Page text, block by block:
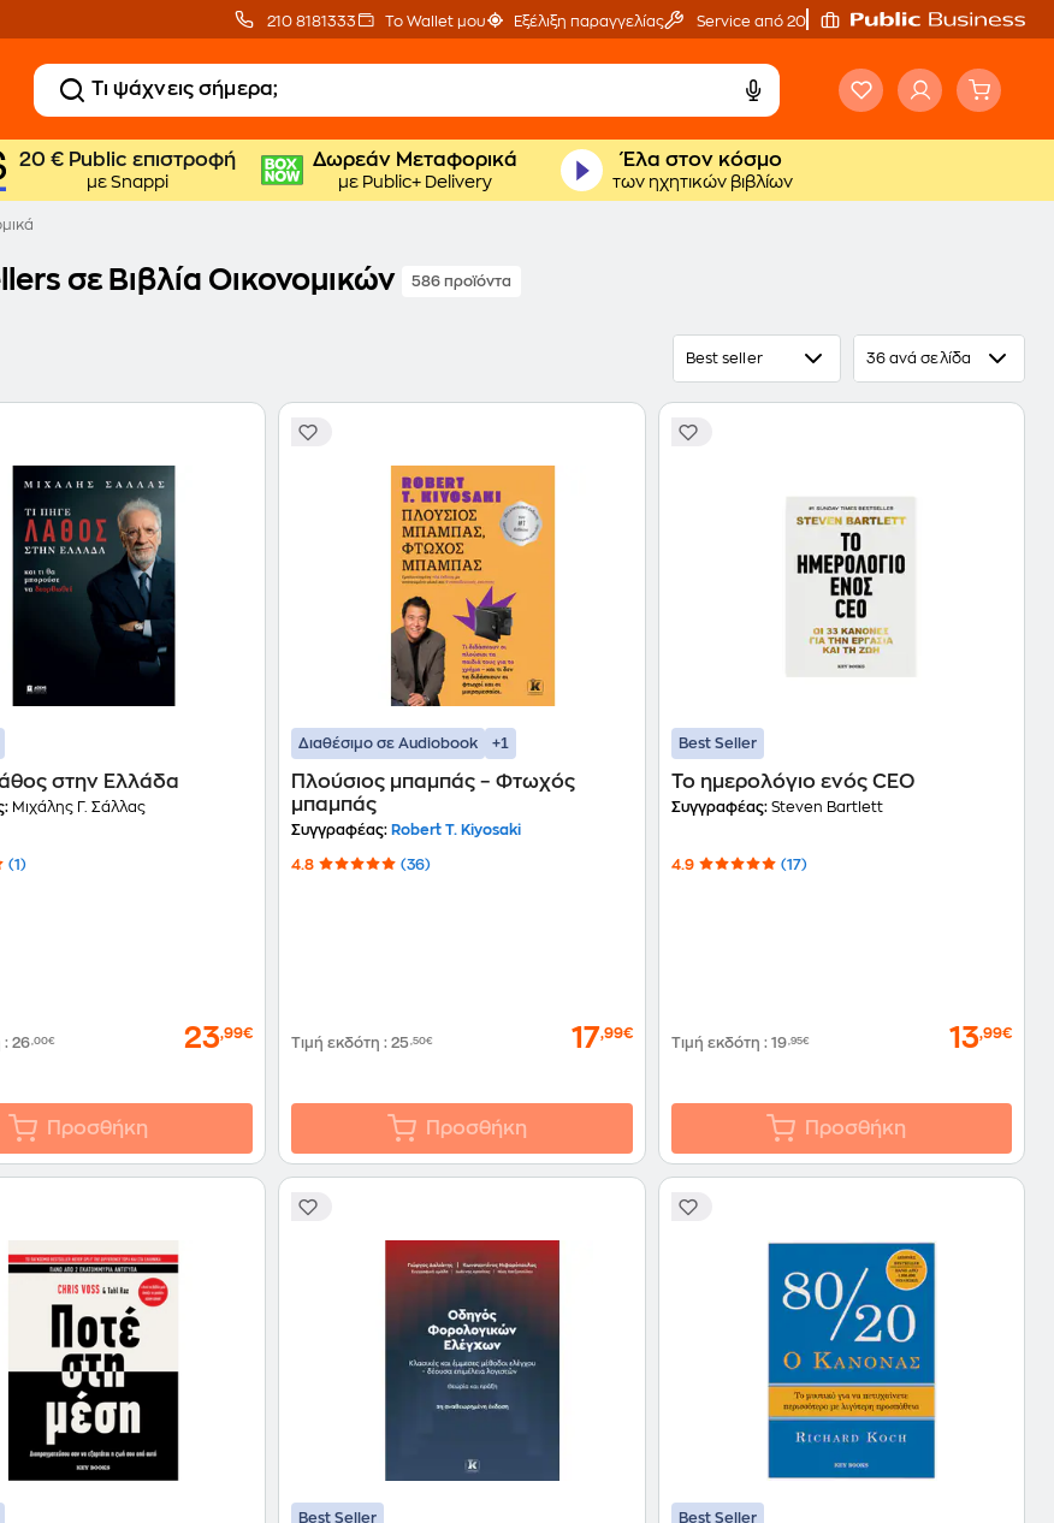
210 8181333 Το Wallet μου Εξέλιξη παραγγελίας Service από 20'
20 € Public επιστροφή
με Snappi
Δωρεάν Μεταφορικά
με Public+ Delivery
Έλα στον κόσμο
των ηχητικών βιβλίων
σε Βιβλία Οικονομικών 586 προϊόντα
Best seller 36 ανά σελίδα
στην Ελλάδα
Μιχάλης Γ. Σάλλας
(1)
: 26,00€ 23,99€
Προσθήκη
Διαθέσιμο σε Audiobook +1
Πλούσιος μπαμπάς – Φτωχός
μπαμπάς
Συγγραφέας: Robert T. Kiyosaki
4.8 (36)
Τιμή εκδότη:25,50€ 17,99€
Προσθήκη
Best Seller
Το ημερολόγιο ενός CEO
Συγγραφέας:Steven Bartlett
4.9 (17)
Τιμή εκδότη : 19,95€ 13,99€
Προσθήκη
Best Seller Best Seller